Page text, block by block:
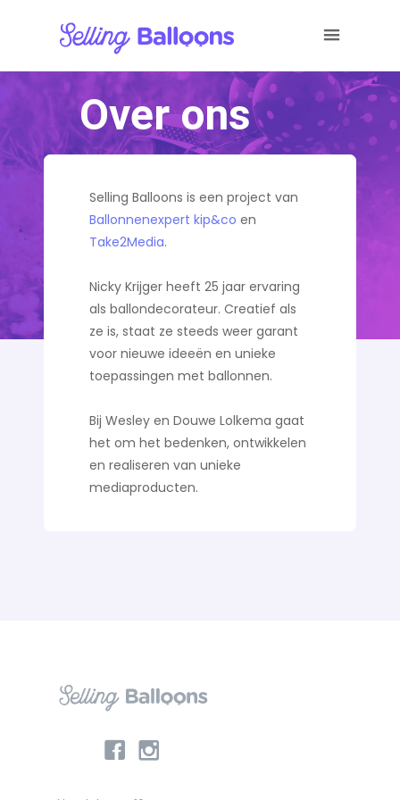
Over ons
Selling Balloons is een project van
Ballonnenexpert kip&co en
Take2Media.
Nicky Krijger heeft 25 jaar ervaring
als ballondecorateur. Creatief als
ze is, staat ze steeds weer garant
voor nieuwe ideeën en unieke
toepassingen met ballonnen.
Bij Wesley en Douwe Lolkema gaat
het om het bedenken, ontwikkelen
en realiseren van unieke
mediaproducten.